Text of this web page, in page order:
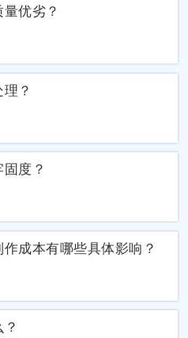
优劣？
？
度？
成本有哪些具体影响？